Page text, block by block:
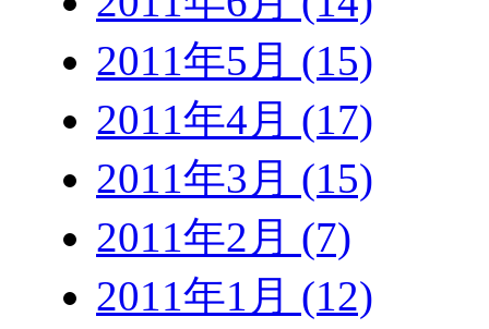
2011年5月 (15)
2011年4月 (17)
2011年3月 (15)
2011年2月 (7)
2011年1月 (12)